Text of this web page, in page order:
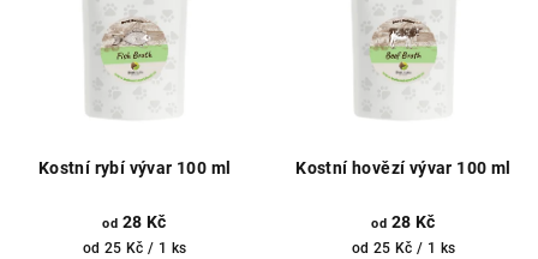
Kostní rybí vývar 100 ml
od 28 Kč
Měrná
od 25 Kč / 1 ks
Kostní hovězí vývar 100 ml
od 28 Kč
Měrná
od 25 Kč / 1 ks